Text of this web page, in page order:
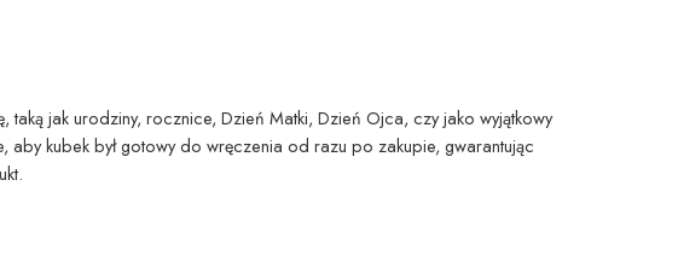
jak urodziny, rocznice, Dzień Matki, Dzień Ojca, czy jako wyjątkowy
kubek był gotowy do wręczenia od razu po zakupie, gwarantując